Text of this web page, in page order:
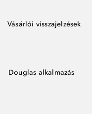
Vásárlói visszajelzések
Douglas alkalmazás